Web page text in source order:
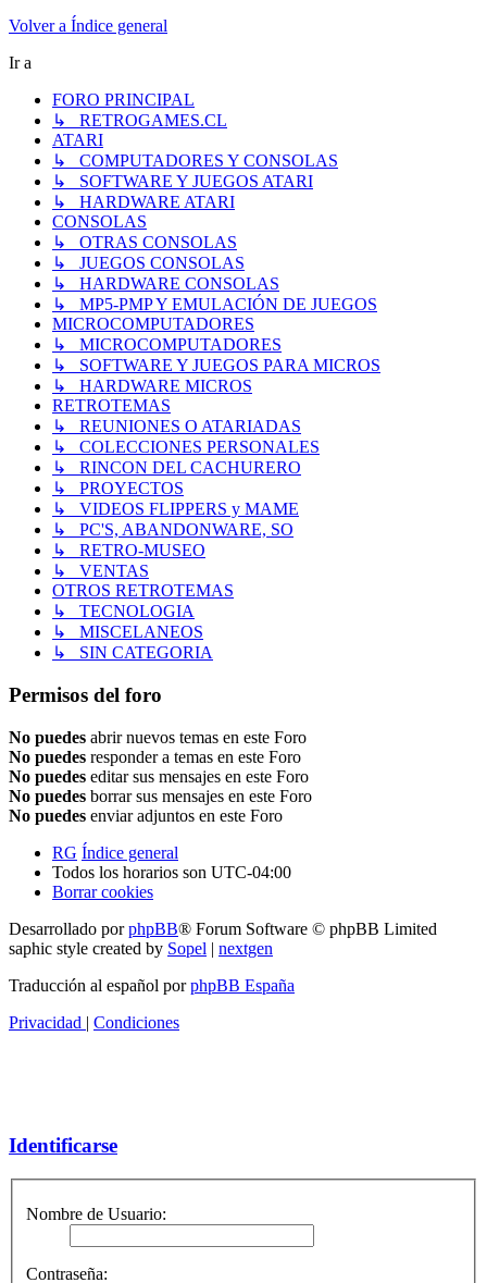
Volver a Índice general
Ir a
FORO PRINCIPAL
↳ RETROGAMES.CL
ATARI
↳ COMPUTADORES Y CONSOLAS
↳ SOFTWARE Y JUEGOS ATARI
↳ HARDWARE ATARI
CONSOLAS
↳ OTRAS CONSOLAS
↳ JUEGOS CONSOLAS
↳ HARDWARE CONSOLAS
↳ MP5-PMP Y EMULACIÓN DE JUEGOS
MICROCOMPUTADORES
↳ MICROCOMPUTADORES
↳ SOFTWARE Y JUEGOS PARA MICROS
↳ HARDWARE MICROS
RETROTEMAS
↳ REUNIONES O ATARIADAS
↳ COLECCIONES PERSONALES
↳ RINCON DEL CACHURERO
↳ PROYECTOS
↳ VIDEOS FLIPPERS y MAME
↳ PC'S, ABANDONWARE, SO
↳ RETRO-MUSEO
↳ VENTAS
OTROS RETROTEMAS
↳ TECNOLOGIA
↳ MISCELANEOS
↳ SIN CATEGORIA
Permisos del foro
No puedes abrir nuevos temas en este Foro
No puedes responder a temas en este Foro
No puedes editar sus mensajes en este Foro
No puedes borrar sus mensajes en este Foro
No puedes enviar adjuntos en este Foro
RG Índice general
Todos los horarios son UTC-04:00
Borrar cookies
Desarrollado porphpBB® Forum Software © phpBB Limited
saphic style created by Sopel | nextgen
Traducción al español porphpBB España
Privacidad | Condiciones
Identificarse
Nombre de Usuario:
Contraseña: